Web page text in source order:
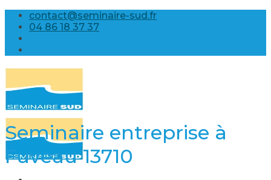
Skip
content
contact@seminaire-sud.fr
04 86 18 37 37
Seminaire entreprise à
Fuveau 13710